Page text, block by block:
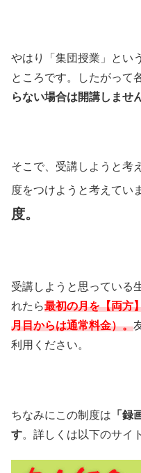
やはり「集団授業」とい
ところです。したがって
らない場合は開講しませ
そこで、受講しようと考
度をつけようと考えてい
度。
受講しようと思っている
れたら最初の月を【両方
月目からは通常料金）。
利用ください。
ちなみにこの制度は 「録
す。詳しくは以下のサイ